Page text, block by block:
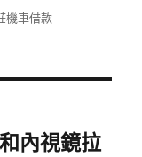
機車借款
內視鏡拉